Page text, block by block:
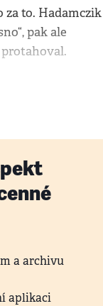
to. Hadamczik
pak ale
a archivu
aplikaci